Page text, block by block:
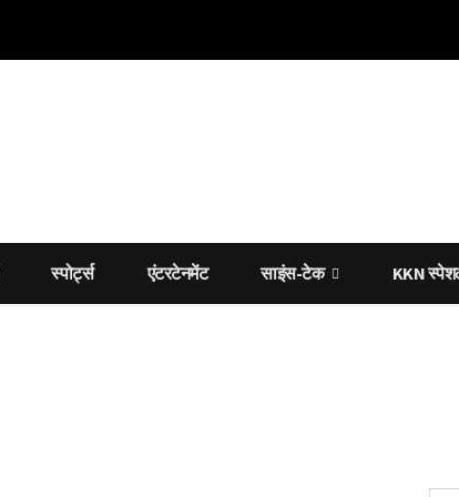
स्पोर्ट्स एंटरटेनमेंट साइंस-टेक KKN